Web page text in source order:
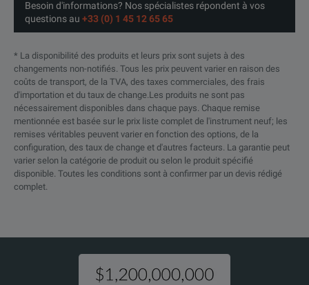
Besoin d'informations? Nos spécialistes répondent à vos
questions au +33 (0) 1 45 12 65 65
* La disponibilité des produits et leurs prix sont sujets à des
changements non-notifiés. Tous les prix peuvent varier en raison des
coûts de transport, de la TVA, des taxes commerciales, des frais
d'importation et du taux de change.Les produits ne sont pas
nécessairement disponibles dans chaque pays. Chaque remise
mentionnée est basée sur le prix liste complet de l'instrument neuf; les
remises véritables peuvent varier en fonction des options, de la
configuration, des taux de change et d'autres facteurs. La garantie peut
varier selon la catégorie de produit ou selon le produit spécifié
disponible. Toutes les conditions sont à confirmer par un devis rédigé
complet.